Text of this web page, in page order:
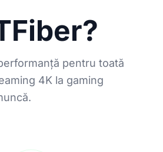
pentru toată
4K la gaming